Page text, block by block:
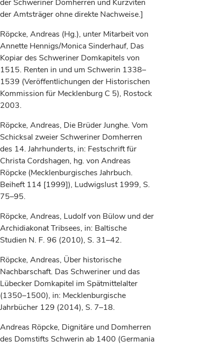
der Schweriner Domherren und Kurzviten
der Amtsträger ohne direkte Nachweise.]
Röpcke, Andreas (Hg.), unter Mitarbeit von
Annette Hennigs/Monica Sinderhauf, Das
Kopiar des Schweriner Domkapitels von
1515. Renten in und um Schwerin 1338–
1539 (Veröffentlichungen der Historischen
Kommission für Mecklenburg C 5), Rostock
2003.
Röpcke, Andreas, Die Brüder Junghe. Vom
Schicksal zweier Schweriner Domherren
des 14. Jahrhunderts, in: Festschrift für
Christa Cordshagen, hg. von Andreas
Röpcke (Mecklenburgisches Jahrbuch.
Beiheft 114 [1999]), Ludwigslust 1999, S.
75–95.
Röpcke, Andreas, Ludolf von Bülow und der
Archidiakonat Tribsees, in: Baltische
Studien N. F. 96 (2010), S. 31–42.
Röpcke, Andreas, Über historische
Nachbarschaft. Das Schweriner und das
Lübecker Domkapitel im Spätmittelalter
(1350–1500), in: Mecklenburgische
Jahrbücher 129 (2014), S. 7–18.
Andreas Röpcke, Dignitäre und Domherren
des Domstifts Schwerin ab 1400 (Germania